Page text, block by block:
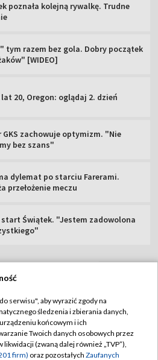
poznała kolejną rywalkę. Trudne
tym razem bez gola. Dobry początek
[WIDEO]
lat 20, Oregon: oglądaj 2. dzień
GKS zachowuje optymizm. "Nie
bez szans"
dylemat po starciu Farerami.
przełożenie meczu
start Świątek. "Jestem zadowolona
TVP
Sklep TVP
Reklamy
TVP
prywatności
Moje zgody
serwisu", aby wyrazić zgody na
śledzenia i zbierania danych,
końcowym i ich
Twoich danych osobowych przez
likwidacji (zwaną dalej również „TVP”),
firm) oraz pozostałych Zaufanych